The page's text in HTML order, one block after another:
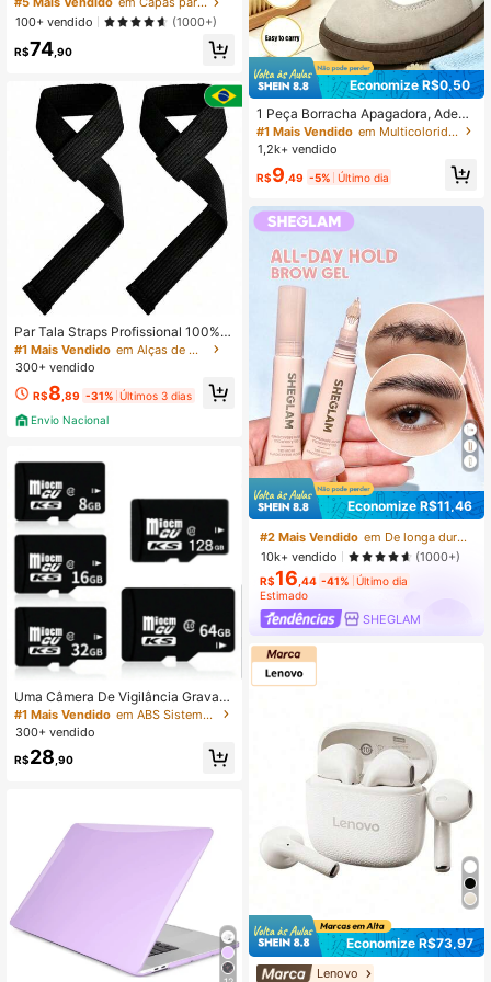
justa-se Perfeitamente à Tela Retin
a e Touch ID (Transparente Brilhant
e)
100+ vendido
(1000+)
R$74 ,90
Par Tala Straps Profissional 100% A
lgodão Crossfit Musculação Alta Re
sistência Hand Grip Academia
#1 Mais Vendido
em Alças de mão
300+ vendido
R$8 ,89 -31% Últimos 3 dias
Envio Nacional
Uma Câmera De Vigilância Gravad
or De Condução Cartão De Armaze
namento De Vídeo 8g Cartão De M
emória 16gtf Cartão 32tf Cartão 64
g De Alta Velocidade C10 Cartão D
e Memória Para Câmera De Celular
#1 Mais Vendido
em ABS Sistemas de segurança residencial
300+ vendido
R$28,90
Economize R$0,50
1 Peça Borracha Apagadora, Adequ
ada para Limpar Sapatos de Camur
ça, Limpador de Sapatos de Camur
ça Portátil, Fórmula Sem Água, Ade
quada para Limpar Veludo, Couro, T
e Manchas com Limpeza a Seco, N
ão Abrasiva, Escolha Ideal para Ent
usiastas de Tênis e Amantes de Sap
atos. Viagem, Essencial de Viagem,
Sapateiro
#1 Mais Vendido
em Multicolorido Outros acessórios para calçados
1,2k+ vendido
R$9 ,49 -5% Último dia
Economize R$11,46
#2 Mais Vendido
em De longa duração Sobrancelhas
10k+ vendido
(1000+)
R$16 ,44 -41% Último dia
Estimado
SHEGLAM
Economize R$73,97
Lenovo